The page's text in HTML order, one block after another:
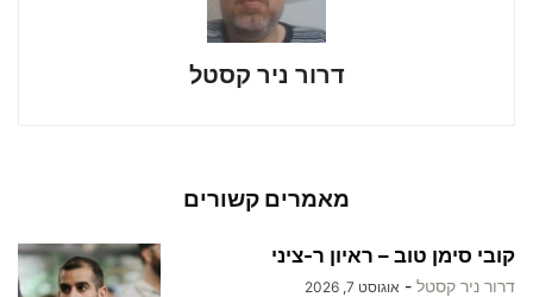
דרור ניר קסטל
מאמרים קשורים
קובי סימן טוב – ראיון ר-ציני
דרור ניר קסטל - אוגוסט 7, 2026